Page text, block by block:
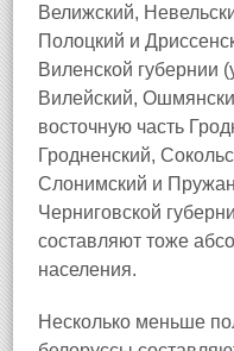
Велижский,
Полоцкий и
Виленской губернии
Вилейский,
восточную часть
Гродненский,
Слонимский и
Черниговской
составляют тоже
населения.
Несколько меньше